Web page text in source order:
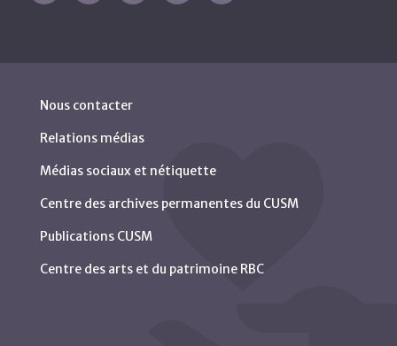
Nous contacter
Relations médias
Médias sociaux et nétiquette
Centre des archives permanentes du CUSM
Publications CUSM
Centre des arts et du patrimoine RBC